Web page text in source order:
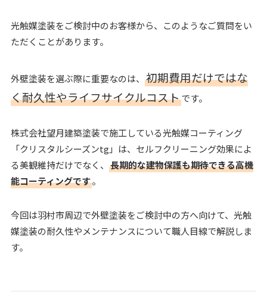
光触媒塗装をご検討中のお客様から、このようなご質問をい
ただくことがあります。
外壁塗装を選ぶ際に重要なのは、 初期費用だけではな
く耐久性やライフサイクルコストです。
株式会社望月建築塗装で施工している光触媒コーティング
「クリスタルシーズンtg」は、セルフクリーニング効果によ
る美観維持だけでなく、 長期的な建物保護も期待できる高機
能コーティングです。
今回は羽村市周辺で外壁塗装をご検討中の方へ向けて、光触
媒塗装の耐久性やメンテナンスについて職人目線で解説しま
す。